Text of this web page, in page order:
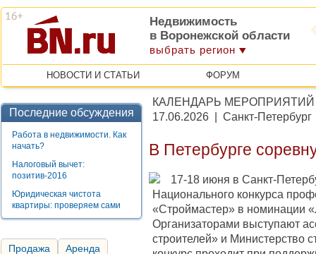
Недвижимость
в Воронежской области
выбрать регион
НОВОСТИ И СТАТЬИ ФОРУМ
Последние обсуждения
Работа в недвижимости. Как
начать?
Налоговый вычет:
позитив-2016
Юридическая чистота
квартиры: проверяем сами
Продажа Аренда
КАЛЕНДАРЬ МЕРОПРИЯТИЙ
17.06.2026 | Санкт-
В Петербурге
17-18 июня в Санкт-
Национального конкурса
«Строймастер» в номинации
Организаторами выступают
строителей» и Министерство